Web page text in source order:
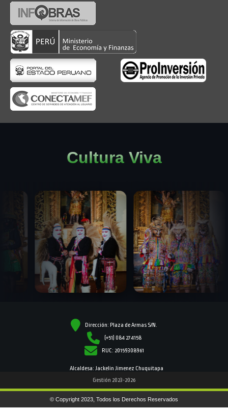
Cultura Viva
Dirección: Plaza de Armas S/N.
(+51) 084 274158
RUC: 20159308961
Alcaldesa: Jackelin Jimenez Chuquitapa
Gestión 2023-2026
© Copyright 2023, Todos los Derechos Reservados